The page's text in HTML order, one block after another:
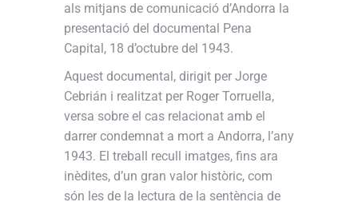
als mitjans de comunicació d’Andorra la
presentació del documental Pena
Capital, 18 d’octubre del 1943.
Aquest documental, dirigit per Jorge
Cebrián i realitzat per Roger Torruella,
versa sobre el cas relacionat amb el
darrer condemnat a mort a Andorra, l’any
1943. El treball recull imatges, fins ara
inèdites, d’un gran valor històric, com
són les de la lectura de la sentència de